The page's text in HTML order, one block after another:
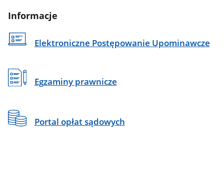
Informacje
Elektroniczne Postępowanie Upominawcze
Egzaminy prawnicze
Portal opłat sądowych